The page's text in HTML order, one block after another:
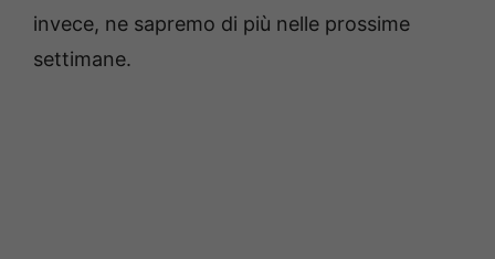
invece, ne sapremo di più nelle prossime
settimane.